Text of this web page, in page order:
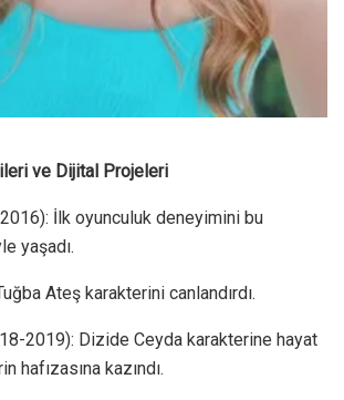
ve Dijital Projeleri
İlk oyunculuk deneyimini bu
yaşadı.
Ateş karakterini canlandırdı.
2019): Dizide Ceyda karakterine hayat
hafızasına kazındı.